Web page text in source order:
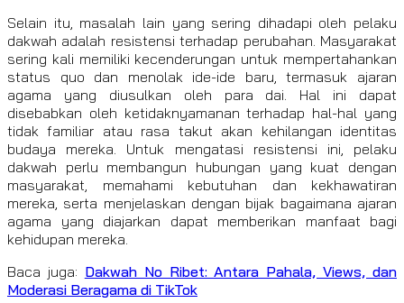
Selain itu, masalah lain yang sering dihadapi oleh pelaku
dakwah adalah resistensi terhadap perubahan. Masyarakat
sering kali memiliki kecenderungan untuk mempertahankan
status quo dan menolak ide-ide baru, termasuk ajaran
agama yang diusulkan oleh para dai. Hal ini dapat
disebabkan oleh ketidaknyamanan terhadap hal-hal yang
tidak familiar atau rasa takut akan kehilangan identitas
budaya mereka. Untuk mengatasi resistensi ini, pelaku
dakwah perlu membangun hubungan yang kuat dengan
masyarakat, memahami kebutuhan dan kekhawatiran
mereka, serta menjelaskan dengan bijak bagaimana ajaran
agama yang diajarkan dapat memberikan manfaat bagi
kehidupan mereka.
Baca juga: Dakwah No Ribet: Antara Pahala, Views, dan
Moderasi Beragama di TikTok